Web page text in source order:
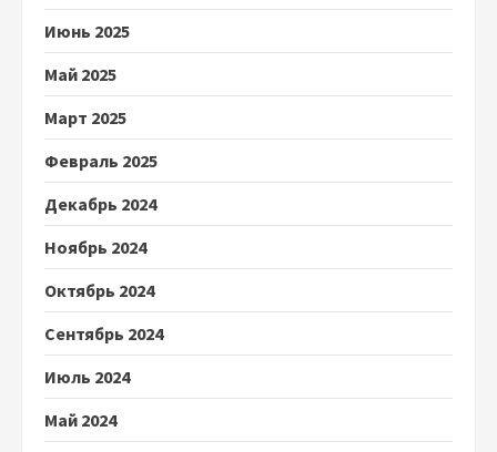
Июнь 2025
Май 2025
Март 2025
Февраль 2025
Декабрь 2024
Ноябрь 2024
Октябрь 2024
Сентябрь 2024
Июль 2024
Май 2024